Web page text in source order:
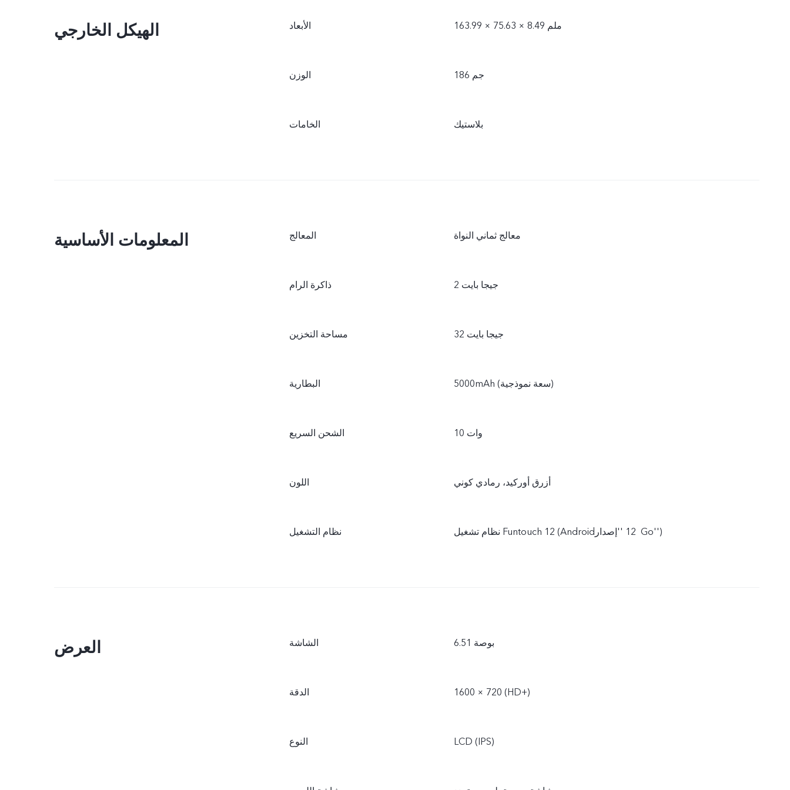
الهيكل الخارجي الأبعاد 163.99 × 75.63 × 8.49 ملم
الوزن 186 جم
الخامات بلاستيك
المعلومات الأساسية المعالج معالج ثماني النواة
ذاكرة الرام 2 جيجا بايت
مساحة التخزين 32 جيجا بايت
البطارية 5000mAh (سعة نموذجية)
الشحن السريع 10 وات
اللون أزرق أوركيد، رمادي كوني
نظام التشغيل نظام تشغيل ‎Funtouch 12‏ (‎Android‏ 12 ''إصدار Go'')
العرض الشاشة 6.51 بوصة
الدقة 1600 × 720 (‎HD+‏)
النوع LCD (IPS)